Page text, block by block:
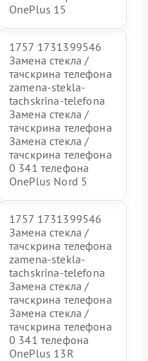
OnePlus 15
1757 1731399546
Замена стекла /
тачскрина телефона
zamena-stekla-
tachskrina-telefona
Замена стекла /
тачскрина телефона
Замена стекла /
тачскрина телефона
0 341 телефона
OnePlus Nord 5
1757 1731399546
Замена стекла /
тачскрина телефона
zamena-stekla-
tachskrina-telefona
Замена стекла /
тачскрина телефона
Замена стекла /
тачскрина телефона
0 341 телефона
OnePlus 13R